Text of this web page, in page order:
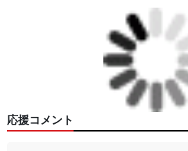
応援コメント